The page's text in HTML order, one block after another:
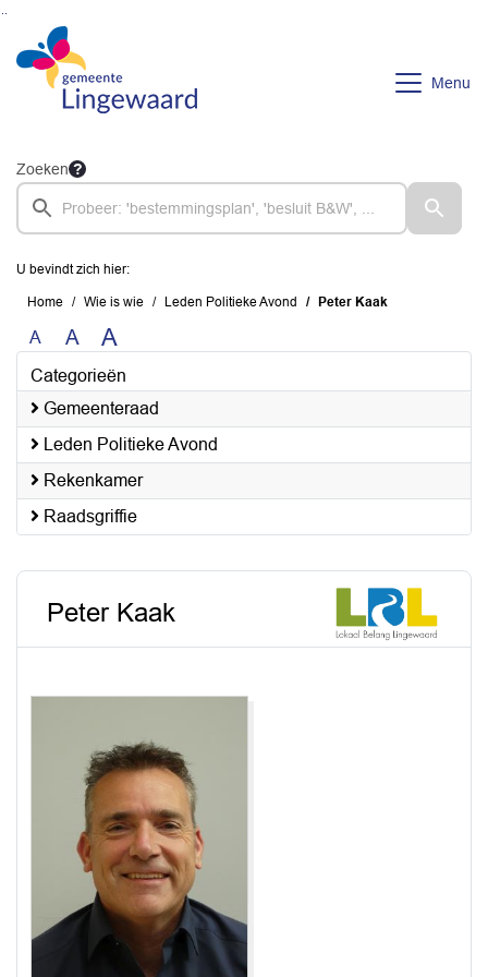
Ga naar de inhoud van deze pagina
Ga naar het zoeken
Ga naar het menu
Menu
Zoeken
U bevindt zich hier:
Home Wie is wie Leden Politieke Avond Peter Kaak
A A A
Categorieën
Gemeenteraad
Leden Politieke Avond
Rekenkamer
Raadsgriffie
Peter Kaak